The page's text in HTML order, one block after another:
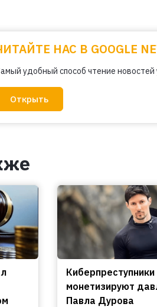
НАС В GOOGLE
удобный способ чтение новостей
Открыть
Киберпреступники
монетизируют
Павла Дурова